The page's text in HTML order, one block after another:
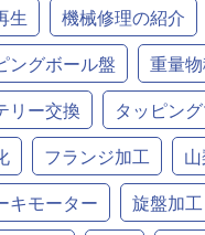
生
機械修理の紹介
ングボール盤
重量
リー交換
タッピン
フランジ加工
キモーター
旋盤加工